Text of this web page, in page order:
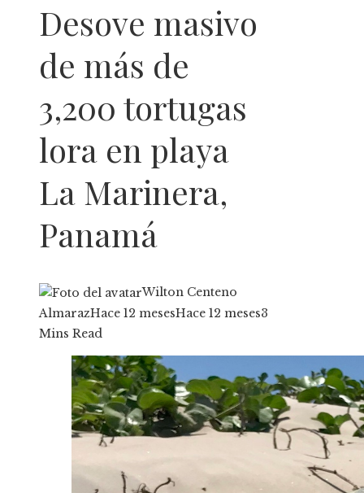
Desove masivo
de más de
3,200 tortugas
lora en playa
La Marinera,
Panamá
Wilton Centeno
AlmarazHace 12 mesesHace 12 meses3
Mins Read